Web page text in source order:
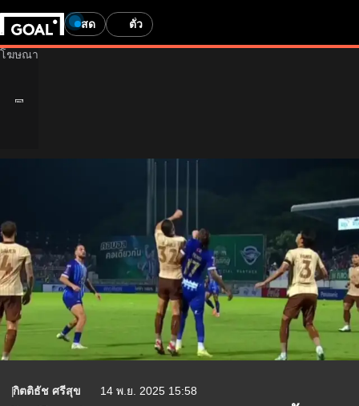
สด ตั๋ว
กิตติธัช ศรีสุข 14 พ.ย. 2025 15:58